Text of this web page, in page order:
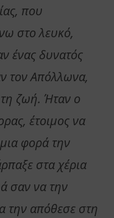
που
στο λευκό,
ένας δυνατός
τον Απόλλωνα,
τη ζωή. Ήταν ο
έτοιμος να
φορά την
στα χέρια
σαν να την
την απόθεσε στη